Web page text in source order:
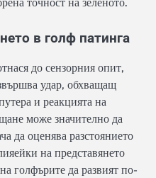
в голф патинга
до сензорния опит,
удар, обхващащ
и реакцията на
може значително да
да оценява разстоянието
на представянето
голфърите да развият по-